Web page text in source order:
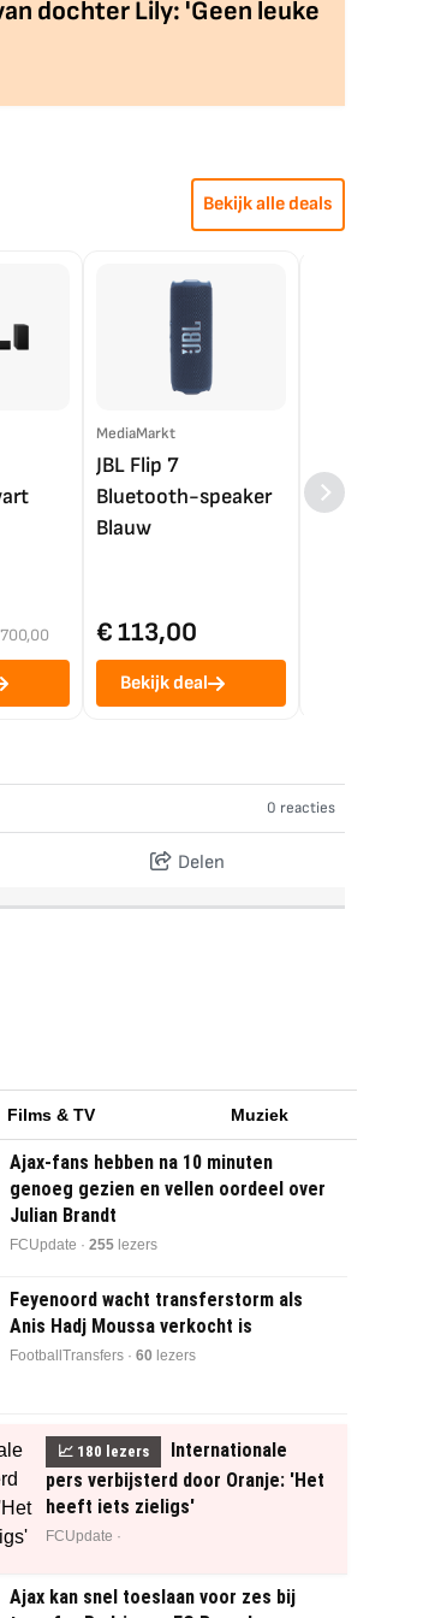
dochter Lily: 'Geen leuke
Bekijk alle deals
MediaMarkt
JBL Flip 7
Bluetooth-speaker
Blauw
€ 113,00
Bekijk deal
4K TV (2025)
0 reacties
Delen
Films & TV Muziek
Ajax-fans hebben na 10 minuten
genoeg gezien en vellen oordeel over
Julian Brandt
FCUpdate · 256 lezers
Feyenoord wacht transferstorm als
Anis Hadj Moussa verkocht is
FootballTransfers · 60 lezers
📈 180 lezers
Internationale
pers verbijsterd door Oranje: 'Het
heeft iets zieligs'
FCUpdate ·
Ajax kan snel toeslaan voor zes bij